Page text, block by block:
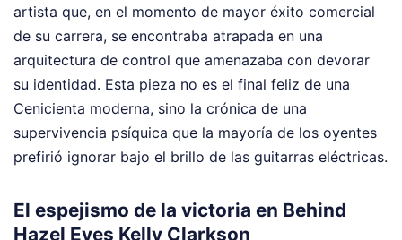
artista que, en el momento de mayor éxito comercial
de su carrera, se encontraba atrapada en una
arquitectura de control que amenazaba con devorar
su identidad. Esta pieza no es el final feliz de una
Cenicienta moderna, sino la crónica de una
supervivencia psíquica que la mayoría de los oyentes
prefirió ignorar bajo el brillo de las guitarras eléctricas.
El espejismo de la victoria en Behind
Hazel Eyes Kelly Clarkson